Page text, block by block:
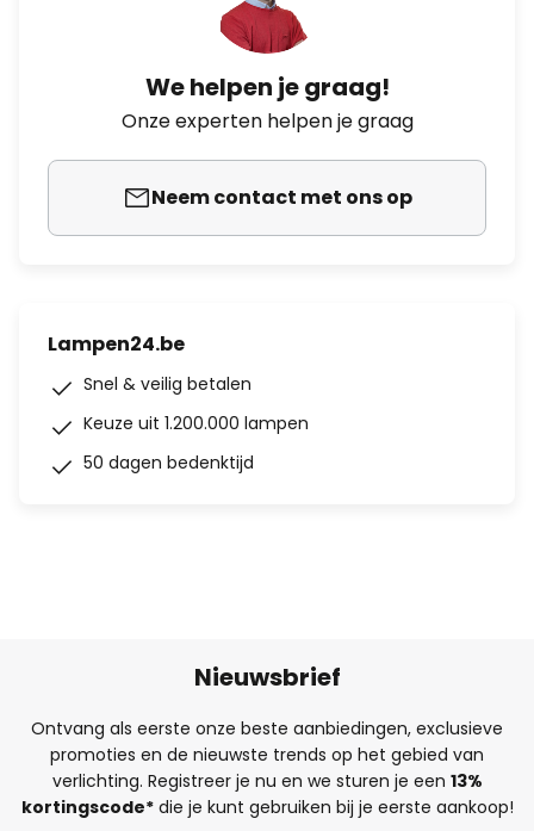
We helpen je graag!
Onze experten helpen je graag
Neem contact met ons op
Lampen24.be
Snel & veilig betalen
Keuze uit 1.200.000 lampen
50 dagen bedenktijd
Nieuwsbrief
Ontvang als eerste onze beste aanbiedingen, exclusieve
promoties en de nieuwste trends op het gebied van
verlichting. Registreer je nu en we sturen je een 13%
kortingscode*die je kunt gebruiken bij je eerste aankoop!